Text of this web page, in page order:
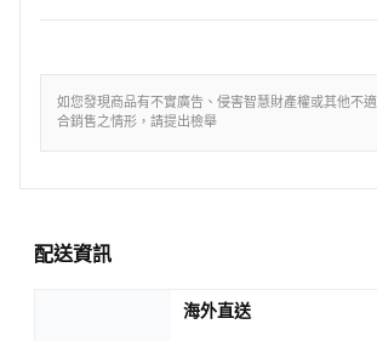
如您發現商品有不實廣告、侵害智慧財產權或其他不適
合銷售之情形，請提出檢舉
配送資訊
海外直送